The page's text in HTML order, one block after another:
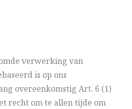
verwerking van
is op ons
overeenkomstig Art. 6 (1)
recht om te allen tijde om